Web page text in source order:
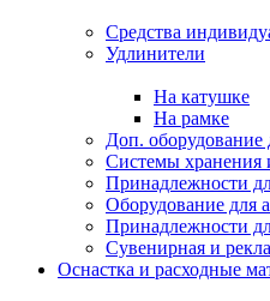
Средства
Удлинители
На катушке
На рамке
Доп. оборудование
Системы хранения
Принадлежности
Оборудование для
Принадлежности
Сувенирная и
Оснастка и расходные